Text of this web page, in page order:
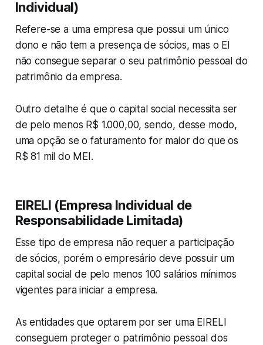
Individual)
Refere-se a uma empresa que possui um único
dono e não tem a presença de sócios, mas o EI
não consegue separar o seu patrimônio pessoal do
patrimônio da empresa.
Outro detalhe é que o capital social necessita ser
de pelo menos R$ 1.000,00, sendo, desse modo,
uma opção se o faturamento for maior do que os
R$ 81 mil do MEI.
EIRELI (Empresa Individual de
Responsabilidade Limitada)
Esse tipo de empresa não requer a participação
de sócios, porém o empresário deve possuir um
capital social de pelo menos 100 salários mínimos
vigentes para iniciar a empresa.
As entidades que optarem por ser uma EIRELI
conseguem proteger o patrimônio pessoal dos